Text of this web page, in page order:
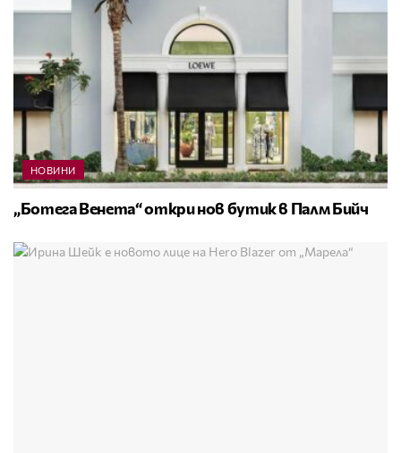
НОВИНИ
„Ботега Венета“ откри нов бутик в Палм Бийч